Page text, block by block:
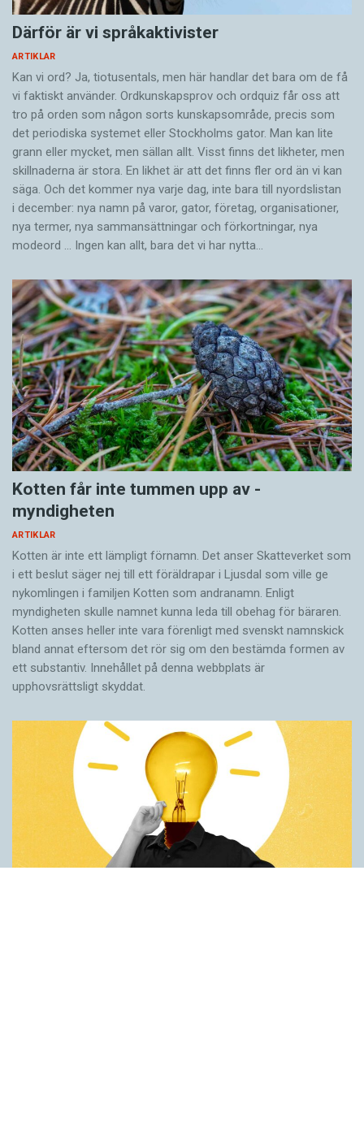
Därför är vi språkaktivister
ARTIKLAR
Kan vi ord? Ja, tiotusentals, men här handlar det bara om de få
vi faktiskt använder. Ordkunskapsprov och ordquiz får oss att
tro på orden som någon sorts kunskapsområde, precis som
det periodiska systemet eller Stockholms gator. Man kan lite
grann eller mycket, men sällan allt. Visst finns det likheter, men
skillnaderna är stora. En likhet är att det finns fler ord än vi kan
säga. Och det kommer nya varje dag, inte bara till nyordslistan
i december: nya namn på varor, gator, företag, organisationer,
nya termer, nya samman­sättningar och förkortningar, nya
modeord … Ingen kan allt, bara det vi har nytta…
Kotten får inte tummen upp av ­
myndigheten
ARTIKLAR
Kotten är inte ett lämpligt förnamn. Det anser Skatte­verket som
i ett beslut säger nej till ett föräldra­par i Ljusdal som ville ge
nykomlingen i familjen Kotten som andranamn. Enligt
myndigheten skulle namnet kunna leda till obehag för bäraren.
Kotten anses heller inte vara förenligt med svenskt namnskick
bland annat eftersom det rör sig om den bestämda formen av
ett substantiv. Innehållet på denna webbplats är
upphovsrättsligt skyddat.